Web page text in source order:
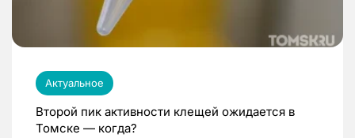
Актуальное
Второй пик активности клещей ожидается в
Томске — когда?